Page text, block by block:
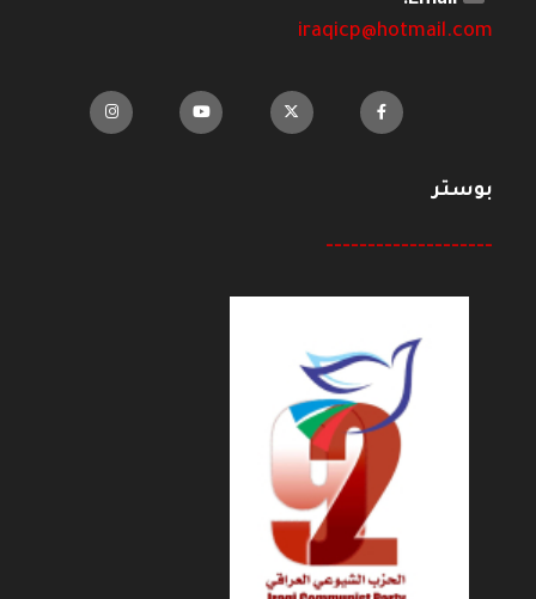
iraqicp@hotmail.com
بوستر
--------------------